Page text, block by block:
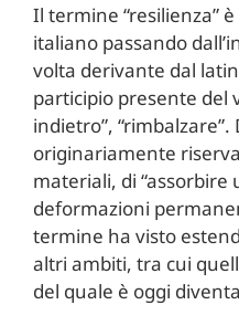
Il termine “resilienza”
italiano passando
volta derivante dal
participio presente del
indietro”,
originariamente
materiali, di “assorbire
deformazioni
termine ha visto
altri ambiti, tra cui
del quale è oggi